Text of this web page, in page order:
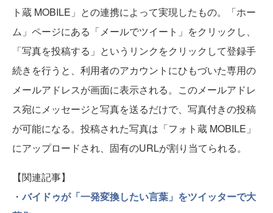
ト蔵 MOBILE」との連携によって実現したもの。「ホー
ム」ページにある「メールでツイート」をクリックし、
「写真を投稿する」というリンクをクリックして登録手
続きを行うと、利用者のアカウントにひもづいた専用の
メールアドレスが画面に表示される。このメールアドレ
ス宛にメッセージと写真を送るだけで、写真付きの投稿
が可能になる。投稿された写真は「フォト蔵 MOBILE」
にアップロードされ、固有のURLが割り当てられる。
【関連記事】
・バイドゥが「一発変換したい言葉」をツイッターで大